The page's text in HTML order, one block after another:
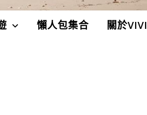
懶人包集合 關於VIVI